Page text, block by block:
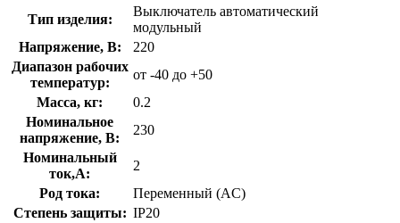
Тип изделия:
Выключатель автоматический
модульный
Напряжение, В:
220
Диапазон рабочих
температур:
от -40 до +50
Масса, кг:
0.2
Номинальное
напряжение, В:
230
Номинальный
ток,А:
2
Род тока:
Переменный (AC)
Степень защиты: IP20